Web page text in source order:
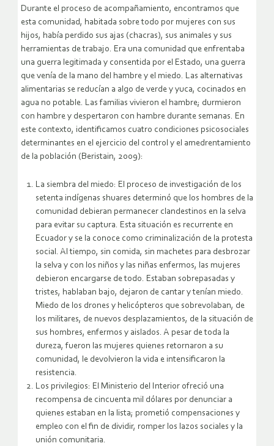
Durante el proceso de acompañamiento, encontramos que
esta comunidad, habitada sobre todo por mujeres con sus
hijos, había perdido sus ajas (chacras), sus animales y sus
herramientas de trabajo. Era una comunidad que enfrentaba
una guerra legitimada y consentida por el Estado, una guerra
que venía de la mano del hambre y el miedo. Las alternativas
alimentarias se reducían a algo de verde y yuca, cocinados en
agua no potable. Las familias vivieron el hambre; durmieron
con hambre y despertaron con hambre durante semanas. En
este contexto, identificamos cuatro condiciones psicosociales
determinantes en el ejercicio del control y el amedrentamiento
de la población (Beristain, 2009):
La siembra del miedo: El proceso de investigación de los
setenta indígenas shuares determinó que los hombres de la
comunidad debieran permanecer clandestinos en la selva
para evitar su captura. Esta situación es recurrente en
Ecuador y se la conoce como criminalización de la protesta
social. Al tiempo, sin comida, sin machetes para desbrozar
la selva y con los niños y las niñas enfermos, las mujeres
debieron encargarse de todo. Estaban sobrepasadas y
tristes, hablaban bajo, dejaron de cantar y tenían miedo.
Miedo de los drones y helicópteros que sobrevolaban, de
los militares, de nuevos desplazamientos, de la situación de
sus hombres, enfermos y aislados. A pesar de toda la
dureza, fueron las mujeres quienes retornaron a su
comunidad, le devolvieron la vida e intensificaron la
resistencia.
Los privilegios: El Ministerio del Interior ofreció una
recompensa de cincuenta mil dólares por denunciar a
quienes estaban en la lista; prometió compensaciones y
empleo con el fin de dividir, romper los lazos sociales y la
unión comunitaria.